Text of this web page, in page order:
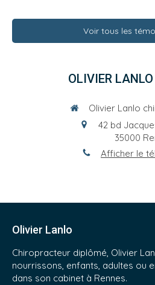
Voir tous les
OLIVIER
Olivier Lanlo
42 bd
35000
Afficher le
Olivier Lanlo
Chiropracteur diplômé, Olivier
nourrissons, enfants, adultes ou
dans son cabinet à Rennes.